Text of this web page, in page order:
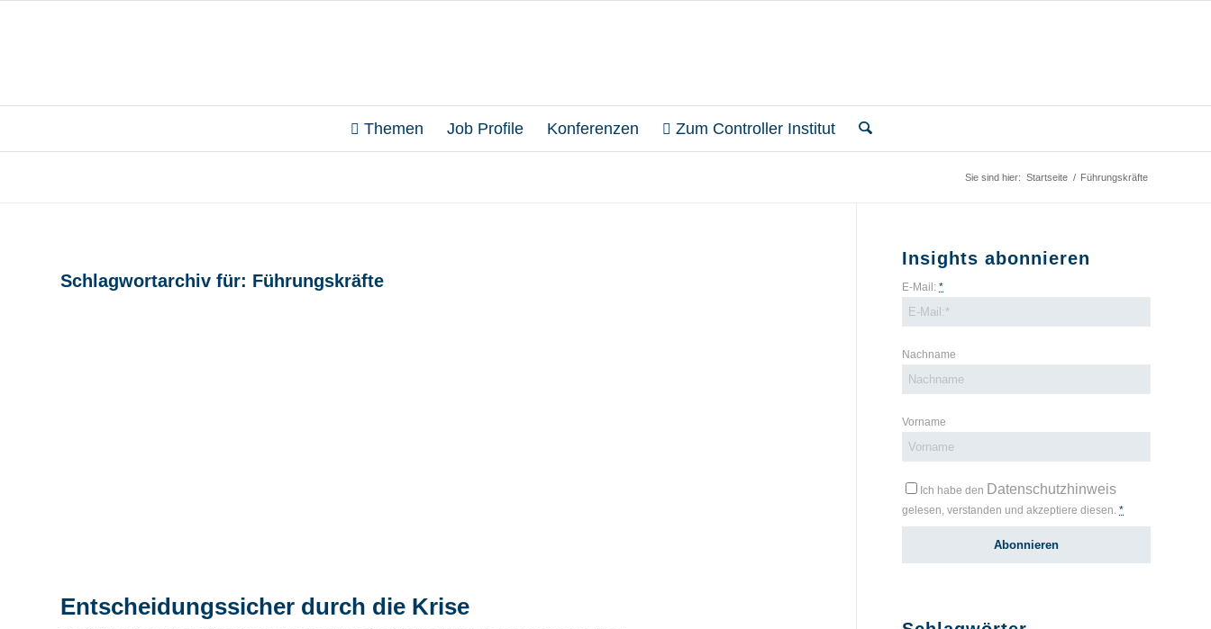
Themen Job Profile Konferenzen Zum Controller Institut
Sie sind hier: Startseite / Führungskräfte
Schlagwortarchiv für: Führungskräfte
Entscheidungssicher durch die Krise
Insights abonnieren
E-Mail:*
Nachname
Vorname
Ich habe den Datenschutzhinweis
gelesen, verstanden und akzeptiere diesen.*